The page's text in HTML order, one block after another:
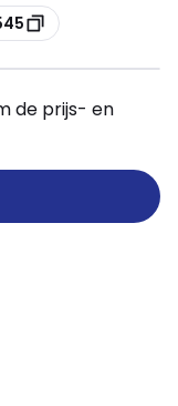
de prijs- en